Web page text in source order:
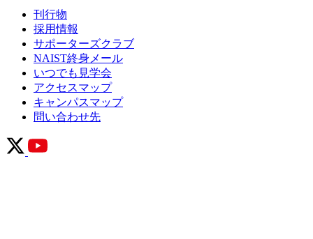
刊行物
採用情報
サポーターズクラブ
NAIST終身メール
いつでも見学会
アクセスマップ
キャンパスマップ
問い合わせ先